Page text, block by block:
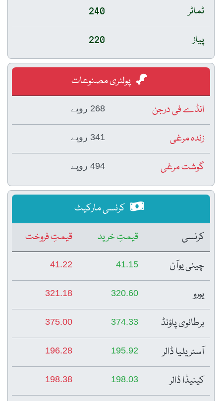
ٹماٹر
240
پیاز
220
پولٹری مصنوعات
انڈے فی درجن
268 روپے
زندہ مرغی 341 روپے
گوشت مرغی 494 روپے
کرنسی مارکیٹ
کرنسی
قیمتِ خرید
قیمتِ فروخت
چینی یوآن
41.15
41.22
یورو 320.60
321.18
برطانوی پاؤنڈ 374.33
375.00
آسٹریلیا ڈالر 195.92
196.28
کینیڈا ڈالر 198.03
198.38